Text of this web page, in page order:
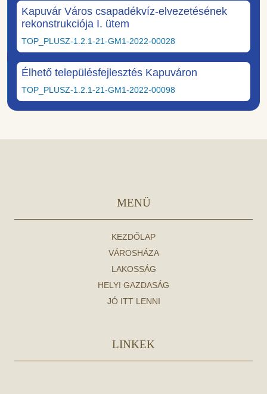
Kapuvár Város csapadékvíz-elvezetésének
rekonstrukciója I. ütem
TOP_PLUSZ-1.2.1-21-GM1-2022-00028
Élhető településfejlesztés Kapuváron
TOP_PLUSZ-1.2.1-21-GM1-2022-00098
MENÜ
KEZDŐLAP
VÁROSHÁZA
LAKOSSÁG
HELYI GAZDASÁG
JÓ ITT LENNI
LINKEK